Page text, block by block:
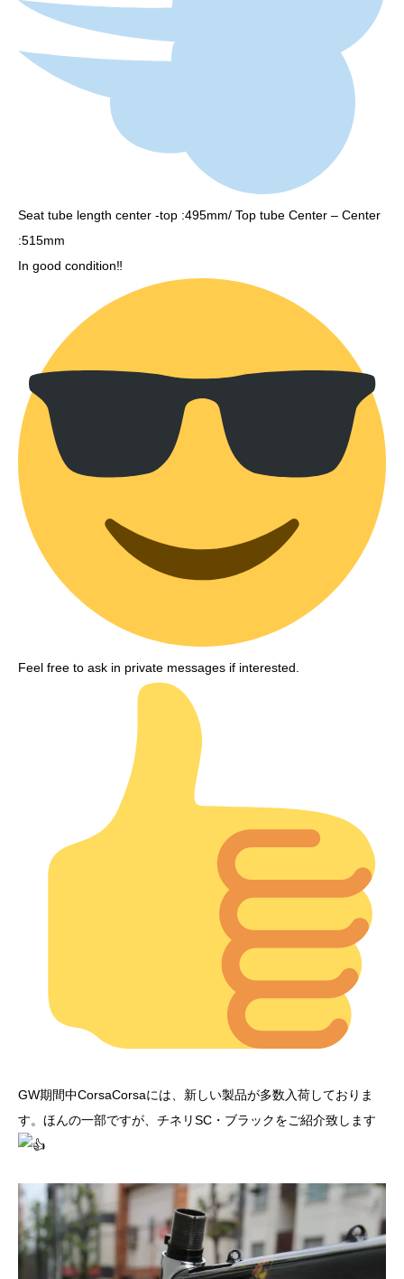
Seat tube length center -top :495mm/ Top tube Center – Center
:515mm
In good condition‼
Feel free to ask in private messages if interested.
GW期間中CorsaCorsaには、新しい製品が多数入荷しておりま
す。ほんの一部ですが、チネリSC・ブラックをご紹介致します